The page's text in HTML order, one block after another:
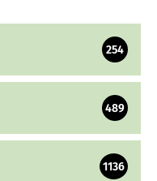
254
489
1136